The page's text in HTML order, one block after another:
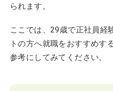
られます。
ここでは、29歳で正社員経
トの方へ就職をおすすめす
参考にしてみてください。